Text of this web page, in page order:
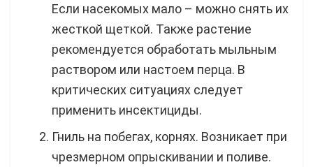
Если насекомых мало – можно снять их
жесткой щеткой. Также растение
рекомендуется обработать мыльным
раствором или настоем перца. В
критических ситуациях следует
применить инсектициды.
Гниль на побегах, корнях. Возникает при
чрезмерном опрыскивании и поливе.